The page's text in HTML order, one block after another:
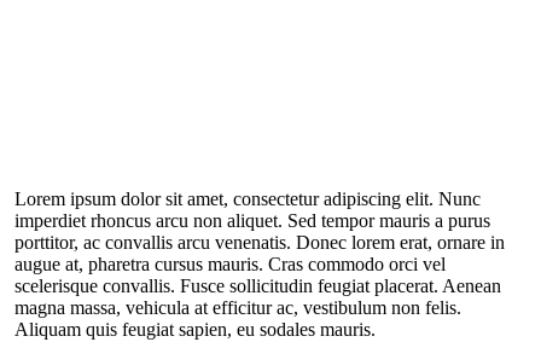
Lorem ipsum dolor sit amet, consectetur adipiscing elit. Nunc
imperdiet rhoncus arcu non aliquet. Sed tempor mauris a purus
porttitor, ac convallis arcu venenatis. Donec lorem erat, ornare in
augue at, pharetra cursus mauris. Cras commodo orci vel
scelerisque convallis. Fusce sollicitudin feugiat placerat. Aenean
magna massa, vehicula at efficitur ac, vestibulum non felis.
Aliquam quis feugiat sapien, eu sodales mauris.